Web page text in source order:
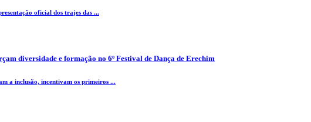
oficial dos trajes das ...
diversidade e formação no 6º Festival de Dança de Erechim
a inclusão, incentivam os primeiros ...